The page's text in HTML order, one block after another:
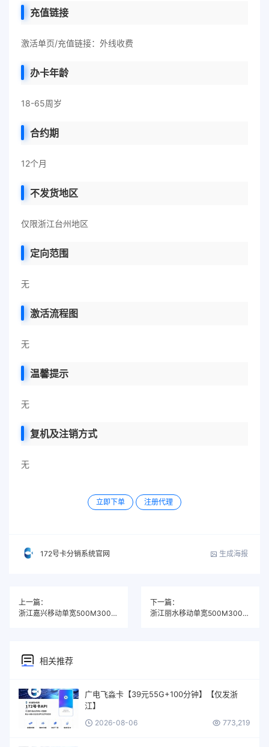
充值链接
激活单页/充值链接：外线收费
办卡年龄
18-65周岁
合约期
12个月
不发货地区
仅限浙江台州地区
定向范围
无
激活流程图
无
温馨提示
无
复机及注销方式
无
立即下单 注册代理
172号卡分销系统官网 生成海报
上一篇：
浙江嘉兴移动单宽500M300元/年
下一篇：
浙江丽水移动单宽500M300元/年
相关推荐
广电飞淼卡【39元55G+100分钟】【仅发浙
江】
2026-08-06 773,219